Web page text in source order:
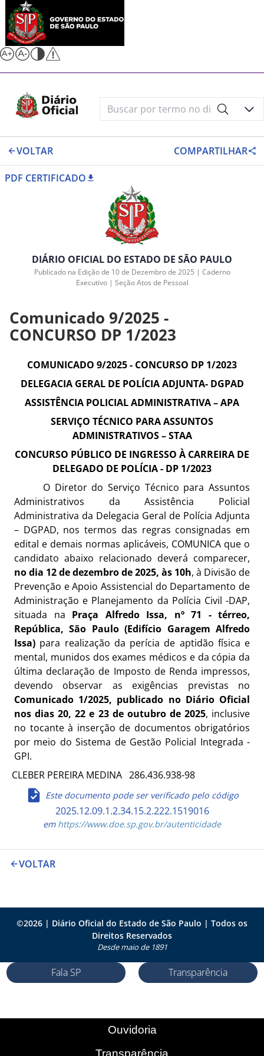
VOLTAR COMPARTILHAR
PDF CERTIFICADO
DIÁRIO OFICIAL DO ESTADO DE SÃO PAULO
Publicado na Edição de 10 de Dezembro de 2025 | Caderno
Executivo | Seção Atos de Pessoal
Comunicado 9/2025 -
CONCURSO DP 1/2023
COMUNICADO 9/2025 - CONCURSO DP 1/2023
DELEGACIA GERAL DE POLÍCIA ADJUNTA- DGPAD
ASSISTÊNCIA POLICIAL ADMINISTRATIVA – APA
SERVIÇO TÉCNICO PARA ASSUNTOS
ADMINISTRATIVOS – STAA
CONCURSO PÚBLICO DE INGRESSO À CARREIRA DE
DELEGADO DE POLÍCIA - DP 1/2023
O Diretor do Serviço Técnico para Assuntos
Administrativos da Assistência Policial
Administrativa da Delegacia Geral de Polícia Adjunta
– DGPAD, nos termos das regras consignadas em
edital e demais normas aplicáveis, COMUNICA que o
candidato abaixo relacionado deverá comparecer,
no dia 12 de dezembro de 2025, às 10h, à Divisão de
Prevenção e Apoio Assistencial do Departamento de
Administração e Planejamento da Polícia Civil -DAP,
situada na Praça Alfredo Issa, nº 71 - térreo,
República, São Paulo (Edifício Garagem Alfredo
Issa) para realização da perícia de aptidão física e
mental, munidos dos exames médicos e da cópia da
última declaração de Imposto de Renda impressos,
devendo observar as exigências previstas no
Comunicado 1/2025, publicado no Diário Oficial
nos dias 20, 22 e 23 de outubro de 2025, inclusive
no tocante à inserção de documentos obrigatórios
por meio do Sistema de Gestão Policial Integrada -
GPI.
CLEBER PEREIRA MEDINA 286.436.938-98
Este documento pode ser verificado pelo código
2025.12.09.1.2.34.15.2.222.1519016
emhttps://www.doe.sp.gov.br/autenticidade
VOLTAR
©2026 | Diário Oficial do Estado de São Paulo | Todos os
Direitos Reservados
Desde maio de 1891
Fala SP Transparência
Ouvidoria
Transparência